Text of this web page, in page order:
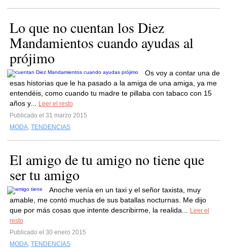
Lo que no cuentan los Diez
Mandamientos cuando ayudas al
prójimo
Os voy a contar una de
esas historias que le ha pasado a la amiga de una amiga, ya me
entendéis, como cuando tu madre te pillaba con tabaco con 15
años y...
Leer el resto
Publicado el 31 marzo 2015
MODA, TENDENCIAS
El amigo de tu amigo no tiene que
ser tu amigo
Anoche venía en un taxi y el señor taxista, muy
amable, me contó muchas de sus batallas nocturnas. Me dijo
que por más cosas que intente describirme, la realida...
Leer el
resto
Publicado el 30 enero 2015
MODA, TENDENCIAS